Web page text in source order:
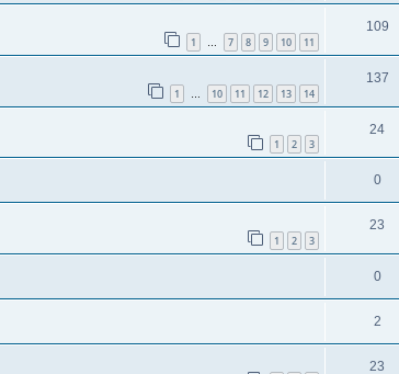
1 … 7 8 9 10 11
109
1 … 10 11 12 13 14
137
1 2 3
24
0
1 2 3
23
0
2
23